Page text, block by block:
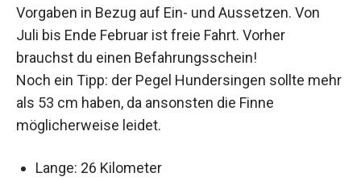
Vorgaben in Bezug auf Ein- und Aussetzen. Von
Juli bis Ende Februar ist freie Fahrt. Vorher
brauchst du einen Befahrungsschein!
Noch ein Tipp: der Pegel Hundersingen sollte mehr
als 53 cm haben, da ansonsten die Finne
möglicherweise leidet.
Lange: 26 Kilometer